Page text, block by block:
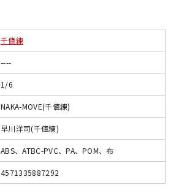
千値練
----
1/6
NAKA-MOVE(千値練)
早川洋司(千値練)
ABS、ATBC-PVC、PA、POM、布
4571335887292